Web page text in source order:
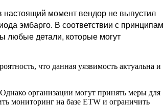
настоящий момент вендор не выпустил
эмбарго. В соответствии с
любые детали, которые могут
что данная уязвимость актуальна и
организации могут принять меры для
мониторинг на базе ETW и ограничить